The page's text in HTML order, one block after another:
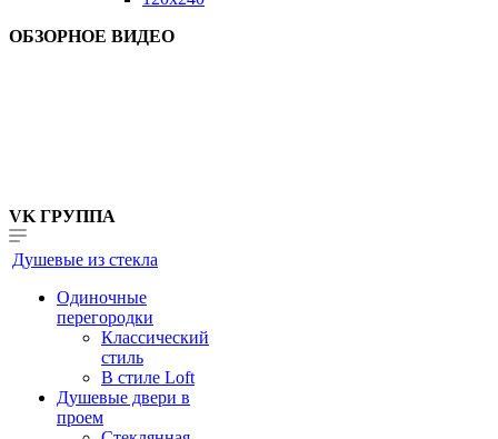
ОБЗОРНОЕ ВИДЕО
VK ГРУППА
Душевые из стекла
Одиночные
перегородки
Классический
стиль
В стиле Loft
Душевые двери в
проем